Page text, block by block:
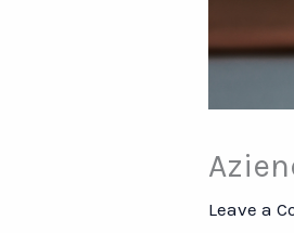
Leave a